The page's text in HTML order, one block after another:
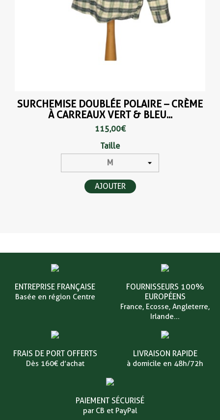
SURCHEMISE DOUBLÉE POLAIRE – CRÈME
À CARREAUX VERT & BLEU...
115,00 €
Taille
AJOUTER
ENTREPRISE FRANÇAISE
Basée en région Centre
FOURNISSEURS 100%
EUROPÉENS
France, Ecosse, Angleterre,
Irlande...
FRAIS DE PORT OFFERTS
Dès 160€ d’achat
LIVRAISON RAPIDE
à domicile en 48h/72h
PAIEMENT SÉCURISÉ
par CB et PayPal